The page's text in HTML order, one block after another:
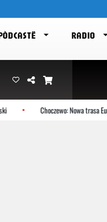
RADIO
Choczewo: Nowa trasa